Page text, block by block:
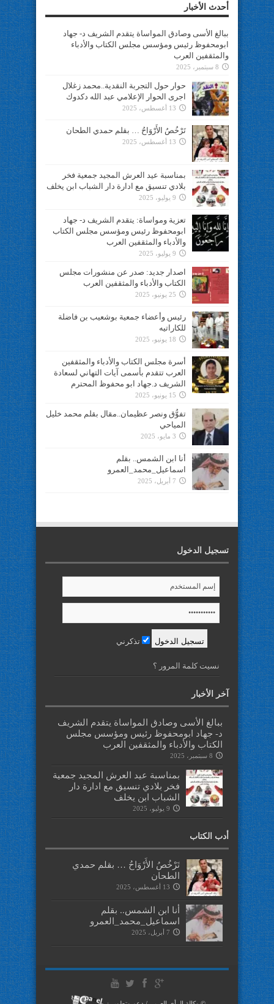
أحدث الأخبار
ببالغ الأسى وصادق المواساة يتقدم الشريف د- جهاد
ابومحفوظ رئيس ومؤسس مجلس الكتاب والأدباء
والمثقفين العرب
8 سبتمبر، 2025
حوار حول التجربة النقدية..محمد زغلال
اجرى الحوار الإعلامي عبد الله دكدوك
13 أغسطس، 2025
تَرْخُصُ الأَرْوَاحُ … بقلم حمدي الطحان
13 أغسطس، 2025
بمناسبة عيد العرش المجيد جمعية فخر
بلادي تنسيق مع ادارة دار الشباب ابن يخلف
9 يوليو، 2025
تعزية ومواساة: يتقدم الشريف د- جهاد
ابومحفوظ رئيس ومؤسس مجلس الكتاب
والأدباء والمثقفين العرب
9 يوليو، 2025
اصدار جديد: صدر عن منشورات مجلس
الكتاب والأدباء والمثقفين العرب
25 يونيو، 2025
رئيس وأعضاء جمعية بوشعيب بن فاضلة
للكاراتيه
18 يونيو، 2025
أسرة مجلس الكتاب والأدباء والمثقفين
العرب تتقدم بأسمى آيات التهاني لسعادة
الشريف د.جهاد ابو محفوظ المحترم
15 يونيو، 2025
تفوُّق ونصر عظيمان..مقال بقلم محمد خليل
المياحي
3 مايو، 2025
أنا ابن الشمس.. بقلم
اسماعيل_محمد_العمرو
7 أبريل، 2025
تسجيل الدخول
تذكرني
نسيت كلمة المرور ؟
آخر الأخبار
ببالغ الأسى وصادق المواساة يتقدم الشريف
د- جهاد ابومحفوظ رئيس ومؤسس مجلس
الكتاب والأدباء والمثقفين العرب
8 سبتمبر، 2025
بمناسبة عيد العرش المجيد جمعية
فخر بلادي تنسيق مع ادارة دار
الشباب ابن يخلف
9 يوليو، 2025
أدب الكتاب
تَرْخُصُ الأَرْوَاحُ … بقلم حمدي
الطحان
13 أغسطس، 2025
أنا ابن الشمس.. بقلم
اسماعيل_محمد_العمرو
7 أبريل، 2025